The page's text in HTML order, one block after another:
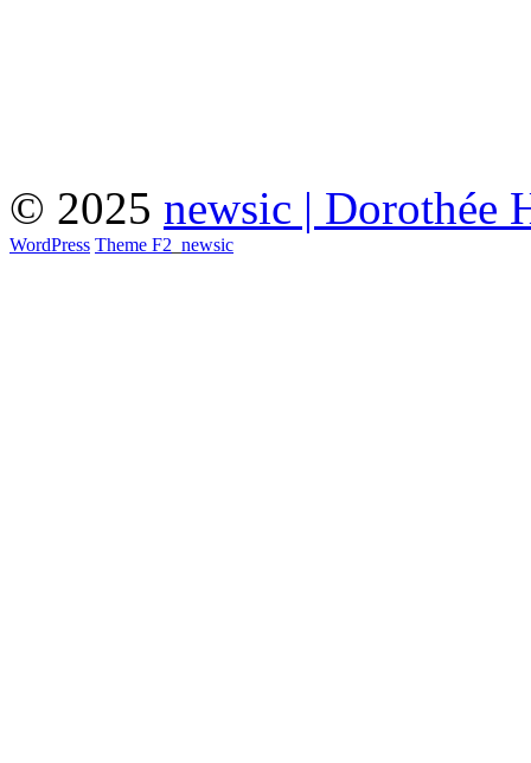
© 2025 newsic | Dorothée
WordPress Theme F2 newsic